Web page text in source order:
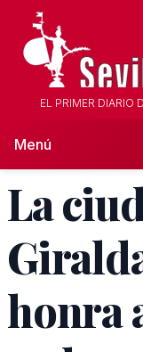
EL PRIMER DIARIO
Menú
La
honra